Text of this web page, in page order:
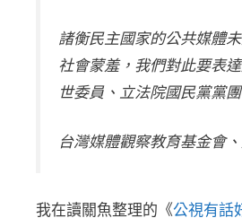
諸衡民主國家的公共媒體
社會蒙羞，我們對此要表
世委員、立法院國民黨黨
台灣媒體觀察教育基金會
我在讀關魚整理的《公視有話